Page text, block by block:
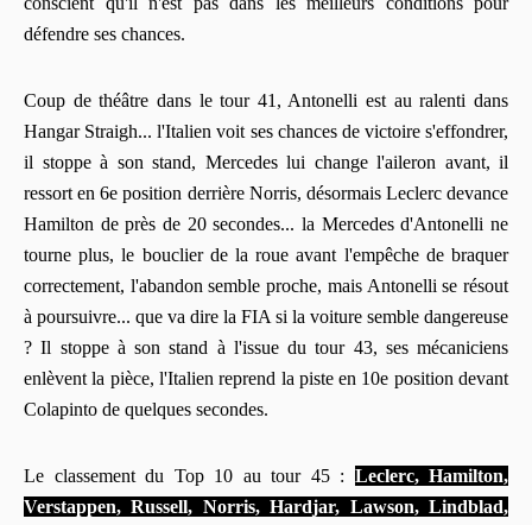
défendre ses chances.
Coup de théâtre dans le tour 41, Antonelli est au ralenti dans
Hangar Straigh... l'Italien voit ses chances de victoire s'effondrer,
il stoppe à son stand, Mercedes lui change l'aileron avant, il
ressort en 6e position derrière Norris, désormais Leclerc devance
Hamilton de près de 20 secondes... la Mercedes d'Antonelli ne
tourne plus, le bouclier de la roue avant l'empêche de braquer
correctement, l'abandon semble proche, mais Antonelli se résout
à poursuivre... que va dire la FIA si la voiture semble dangereuse
? Il stoppe à son stand à l'issue du tour 43, ses mécaniciens
enlèvent la pièce, l'Italien reprend la piste en 10e position devant
Colapinto de quelques secondes.
Le classement du Top 10 au tour 45 : Leclerc, Hamilton,
Verstappen, Russell, Norris, Hardjar, Lawson, Lindblad,